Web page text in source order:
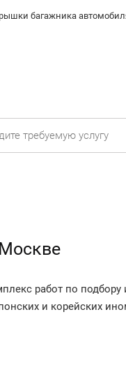
багажника
работ по подбору
и корейских